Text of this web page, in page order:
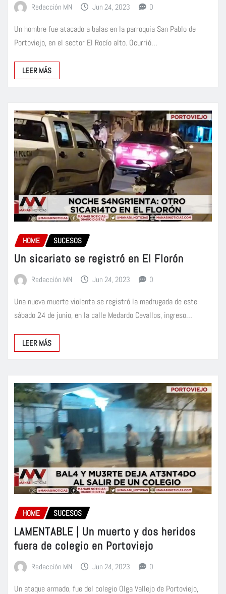
Redacción MN Jun 24, 2023 0
Un hombre fue atacado a balas en la parroquia San Pablo de
Portoviejo, en el sector El Rocío alto. Ocurrió…
LEER MÁS
HOME SUCESOS
Un sicariato se registró en El Florón
Redacción MN Jun 24, 2023 0
Una nueva muerte violenta se registró la madrugada de este
sábado 24 de junio, en la calle Medardo Cevallos, ingreso…
LEER MÁS
HOME SUCESOS
LAMENTABLE | Un muerto y dos heridos
fuera de colegio en Portoviejo
Redacción MN Jun 24, 2023 0
Un ataque armado, fue del colegio Olga Vallejo de Portoviejo,